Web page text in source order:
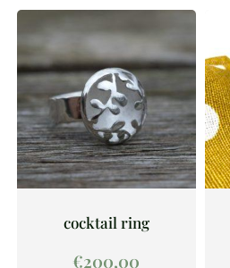
cocktail ring
€200,00